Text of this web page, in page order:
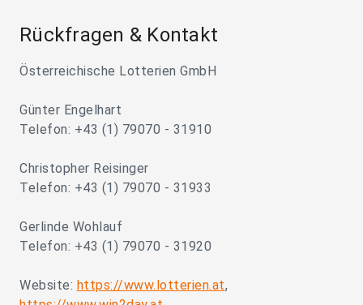
Rückfragen & Kontakt
Österreichische Lotterien GmbH
Günter Engelhart
Telefon: +43 (1) 79070 - 31910
Christopher Reisinger
Telefon: +43 (1) 79070 - 31933
Gerlinde Wohlauf
Telefon: +43 (1) 79070 - 31920
Website: https://www.lotterien.at,